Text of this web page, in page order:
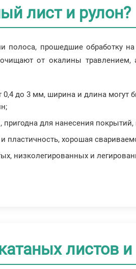
лист и рулон?
прошедшие обработку на
очищают от окалины
0,4 до 3 мм, ширина и длина могут
пригодна для нанесения
пластичность, хорошая
низколегированных и
листов и